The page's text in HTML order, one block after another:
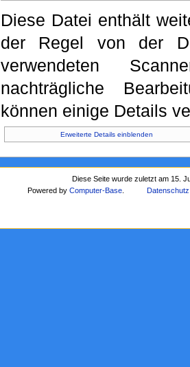
Diese Datei enthält
der Regel von der
verwendeten
nachträgliche
können einige Details
Erweiterte Details einblenden
Diese Seite wurde zuletzt am 15.
Powered byComputer-Base Datenschutz